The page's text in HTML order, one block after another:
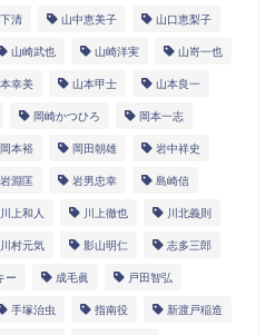
清 山中恵美子 山口恵梨子
山崎武也 山崎洋実 山嵜一也
幸美 山本甲士 山本良一
岡崎かつひろ 岡本一志
岡本裕 岡田朝雄 岩中祥史
岩淵匡 岩男忠幸 島崎信
川上和人 川上徹也 川北義則
川村元気 影山明仁 志多三郎
ー 成毛眞 戸田智弘
手塚治虫 指南役 新渡戸稲造